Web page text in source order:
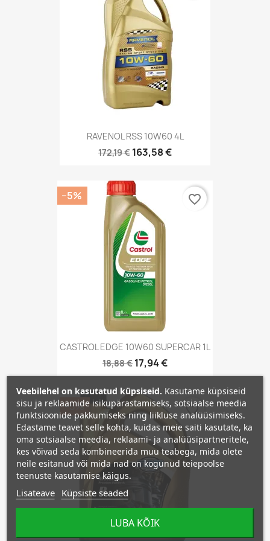
RAVENOL RSS 10W60 4L
172,19 € 163,58 €
CASTROL EDGE 10W60 SUPERCAR 1L
18,88 € 17,94 €
−5% favorite_border
−5% favorite_border
Veebilehel on kasutatud küpsiseid. Kasutame küpsiseid
sisu ja reklaamide isikupärastamiseks, sotsiaalse meedia
funktsioonide pakkumiseks ning liikluse analüüsimiseks.
Edastame teavet selle kohta, kuidas meie saiti kasutate, ka
oma sotsiaalse meedia, reklaami- ja analüüsipartneritele,
kes võivad seda kombineerida muu teabega, mida olete
neile esitanud või mida nad on kogunud teiepoolse
teenuste kasutamise käigus.
Lisateave Küpsiste seaded
LUBA KÕIK